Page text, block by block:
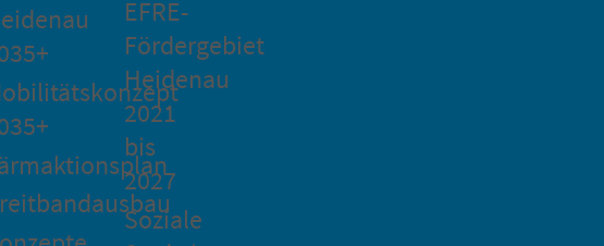
EFRE-
Fördergebiet
Heidenau
2021
bis
2027
Soziale